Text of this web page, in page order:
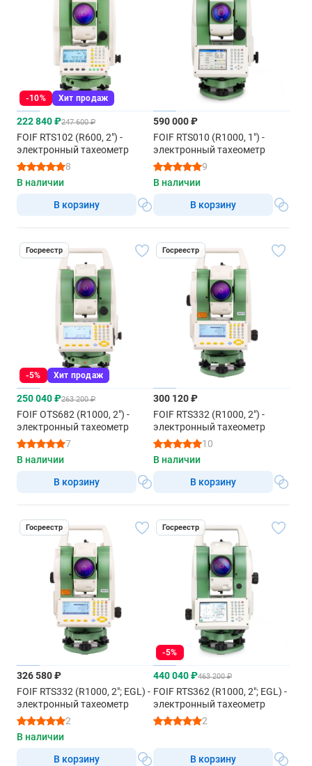
-10% Хит продаж
222 840 ₽247 600 ₽
FOIF RTS102 (R600, 2") -
электронный тахеометр
8
В наличии
В корзину
590 000 ₽
FOIF RTS010 (R1000, 1") -
электронный тахеометр
9
В наличии
В корзину
Госреестр
-5% Хит продаж
250 040 ₽263 200 ₽
FOIF OTS682 (R1000, 2") -
электронный тахеометр
7
В наличии
В корзину
Госреестр
300 120 ₽
FOIF RTS332 (R1000, 2") -
электронный тахеометр
10
В наличии
В корзину
Госреестр
326 580 ₽
FOIF RTS332 (R1000, 2"; EGL) -
электронный тахеометр
2
В наличии
В корзину
Госреестр
-5%
440 040 ₽463 200 ₽
FOIF RTS362 (R1000, 2"; EGL) -
электронный тахеометр
2
В корзину